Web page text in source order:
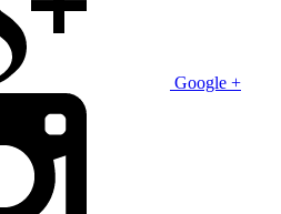
Google +